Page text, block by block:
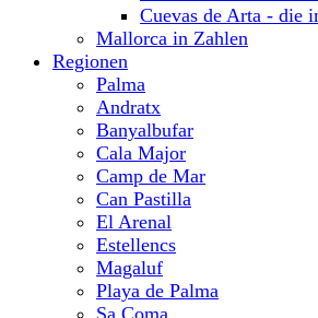
Cuevas de Arta - die
Mallorca in Zahlen
Regionen
Palma
Andratx
Banyalbufar
Cala Major
Camp de Mar
Can Pastilla
El Arenal
Estellencs
Magaluf
Playa de Palma
Sa Coma